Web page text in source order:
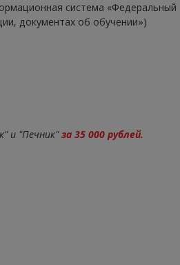
система «Федеральный
документах об обучении»)
и "Печник" за 35 000 рублей.